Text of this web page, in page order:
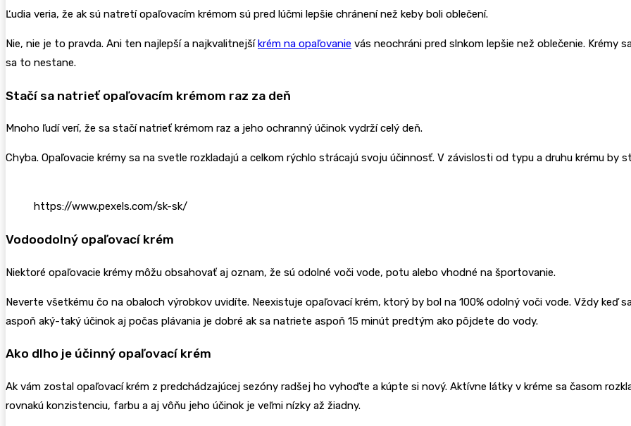
Ľudia veria, že ak sú natretí opaľovacím krémom sú pred lúčmi lepšie chránení než keby boli oblečení.
Nie, nie je to pravda. Ani ten najlepší a najkvalitnejší krém na opaľovanie vás neochráni pred slnkom lepšie než oblečenie. Krémy
sa to nestane.
Stačí sa natrieť opaľovacím krémom raz za deň
Mnoho ľudí verí, že sa stačí natrieť krémom raz a jeho ochranný účinok vydrží celý deň.
Chyba. Opaľovacie krémy sa na svetle rozkladajú a celkom rýchlo strácajú svoju účinnosť. V závislosti od typu a druhu krému by
https://www.pexels.com/sk-sk/
Vodoodolný opaľovací krém
Niektoré opaľovacie krémy môžu obsahovať aj oznam, že sú odolné voči vode, potu alebo vhodné na športovanie.
Neverte všetkému čo na obaloch výrobkov uvidíte. Neexistuje opaľovací krém, ktorý by bol na 100% odolný voči vode. Vždy keď
aspoň aký-taký účinok aj počas plávania je dobré ak sa natriete aspoň 15 minút predtým ako pôjdete do vody.
Ako dlho je účinný opaľovací krém
Ak vám zostal opaľovací krém z predchádzajúcej sezóny radšej ho vyhoďte a kúpte si nový. Aktívne látky v kréme sa časom
rovnakú konzistenciu, farbu a aj vôňu jeho účinok je veľmi nízky až žiadny.